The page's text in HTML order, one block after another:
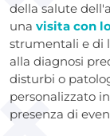
della salute
una visita con
strumentali e di
alla diagnosi
disturbi o
personalizzato
presenza di